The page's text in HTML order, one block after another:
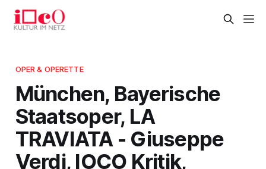
OPER & OPERETTE
München, Bayerische
Staatsoper, LA
TRAVIATA - Giuseppe
Verdi, IOCO Kritik,